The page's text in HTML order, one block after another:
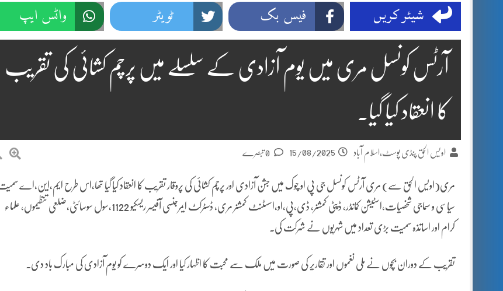
شیئر کریں فیس بک ٹویٹر واٹس ایپ
آرٹس کونسل مری میں یوم آزادی کے سلسلے میں پرچم کشائی کی تقریب
کا انعقاد کیا گیا۔
اویس الحق پنڈی پوسٹ،اسلام آباد 15/08/2025
مری(اویس الحق سے) مری آرٹس کونسل جی پی او چوک میں جشن آزادی اور پرچم کشائی کی پروقار تقریب کا انعقاد کیا گیا تھا،اس طرح ایم،این،اے
سیاسی و سماجی شخصیات،اسٹیشن کمانڈر، ڈپٹی کمشنر، ڈی،پی،او،اسسٹنٹ کمشنر مری، ڈسٹرکٹ ایمرجنسی آفیسر ریسکیو 1122،سول سوسائٹی،ضلعی تنظیموں، علماء
کرام اور اساتذہ سمیت بڑی تعداد میں شہریوں نے شرکت کی۔
تقریب کے دوران بچوں نے ملی نغموں اور تقاریر کی صورت میں ملک سے محبت کا اظہار کیا اور ایک دوسرے کو یوم آزادی کی مبارک باد دی۔